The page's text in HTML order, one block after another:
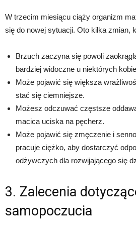
W trzecim miesiącu ciąży organizm
się do nowej sytuacji. Oto kilka zmian,
Brzuch zaczyna się powoli
bardziej widoczne u niektórych
Może pojawić się większa
stać się ciemniejsze.
Możesz odczuwać częstsze
macica uciska na pęcherz.
Może pojawić się zmęczenie i
pracuje ciężko, aby dostarczyć
odżywczych dla rozwijającego się
3. Zalecenia
samopoczucia